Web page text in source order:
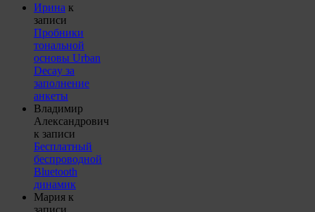
Ирина к
записи
Пробники
тональной
основы Urban
Decay за
заполнение
анкеты
Владимир
Александрович
к записи
Бесплатный
беспроводной
Bluetooth
динамик
Мария к
записи